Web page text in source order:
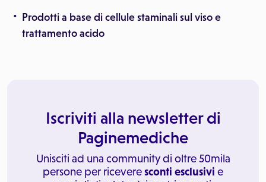
Prodotti a base di cellule staminali sul viso e
trattamento acido
Iscriviti alla newsletter di
Paginemediche
Unisciti ad una community di oltre 50mila
persone per riceveresconti esclusivi e